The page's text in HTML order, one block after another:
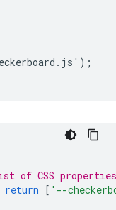
of CSS
return [ '--